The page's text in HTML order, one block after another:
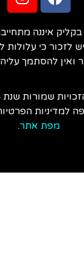
איננה
לזכור כי עלולות
ואין להסתמך
שמורות שנת 2024 ©
למדיניות
מפת אתר.